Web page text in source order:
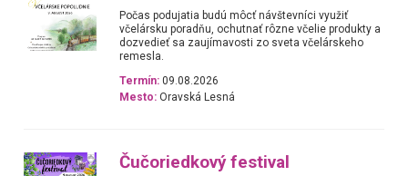
Počas podujatia budú môcť návštevníci využiť
včelársku poradňu, ochutnať rôzne včelie produkty a
dozvedieť sa zaujímavosti zo sveta včelárskeho
remesla.
Termín: 09.08.2026
Mesto: Oravská Lesná
Čučoriedkový festival